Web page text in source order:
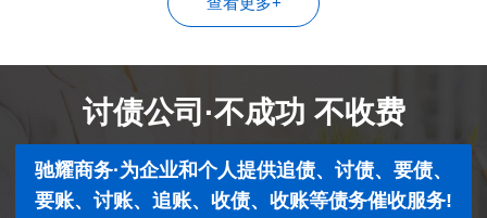
讨债公司·不成功 不收费
驰耀商务·为企业和个人提供追债、讨债、要债、
要账、讨账、追账、收债、收账等债务催收服务!